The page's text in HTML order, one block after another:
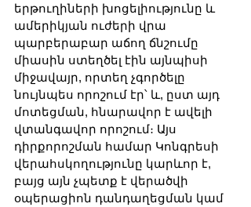
երթուղիների խոցելիությունը և
ամերիկյան ուժերի վրա
պարբերաբար աճող ճնշումը
միասին ստեղծել էին այնպիսի
միջավայր, որտեղ չգործելը
նույնպես որոշում էր՝ և, ըստ այդ
մոտեցման, հնարավոր է ավելի
վտանգավոր որոշում։ Այս
դիրքորոշման համար Կոնգրեսի
վերահսկողությունը կարևոր է,
բայց այն չպետք է վերածվի
օպերացիոն դանդաղեցման կամ